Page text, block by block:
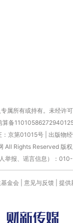
属所有或持有。未经许
算备
：京第01015号| 出版物
All Rights Reserved 版
举报、谣言信息）：
金会 意见与反馈 提供